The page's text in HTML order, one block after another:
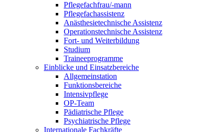
Pflegefachfrau/-mann
Pflegefachassistenz
Anästhesietechnische Assistenz
Operationstechnische Assistenz
Fort- und Weiterbildung
Studium
Traineeprogramme
Einblicke und Einsatzbereiche
Allgemeinstation
Funktionsbereiche
Intensivpflege
OP-Team
Pädiatrische Pflege
Psychiatrische Pflege
Internationale Fachkräfte